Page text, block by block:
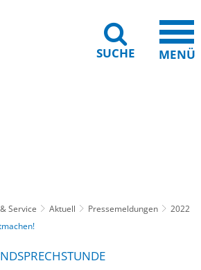
SUCHE MENÜ
Service Aktuell Pressemeldungen
2022